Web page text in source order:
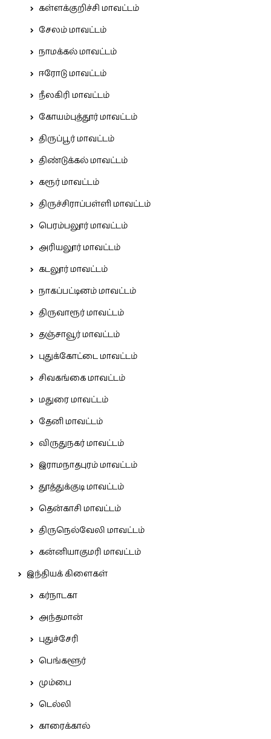
கள்ளக்குறிச்சி மாவட்டம்
சேலம் மாவட்டம்
நாமக்கல் மாவட்டம்
ஈரோடு மாவட்டம்
நீலகிரி மாவட்டம்
கோயம்புத்தூர் மாவட்டம்
திருப்பூர் மாவட்டம்
திண்டுக்கல் மாவட்டம்
கரூர் மாவட்டம்
திருச்சிராப்பள்ளி மாவட்டம்
பெரம்பலூர் மாவட்டம்
அரியலூர் மாவட்டம்
கடலூர் மாவட்டம்
நாகப்பட்டினம் மாவட்டம்
திருவாரூர் மாவட்டம்
தஞ்சாவூர் மாவட்டம்
புதுக்கோட்டை மாவட்டம்
சிவகங்கை மாவட்டம்
மதுரை மாவட்டம்
தேனி மாவட்டம்
விருதுநகர் மாவட்டம்
இராமநாதபுரம் மாவட்டம்
தூத்துக்குடி மாவட்டம்
தென்காசி மாவட்டம்
திருநெல்வேலி மாவட்டம்
கன்னியாகுமரி மாவட்டம்
இந்தியக் கிளைகள்
கர்நாடகா
அந்தமான்
புதுச்சேரி
பெங்களூர்
மும்பை
டெல்லி
காரைக்கால்